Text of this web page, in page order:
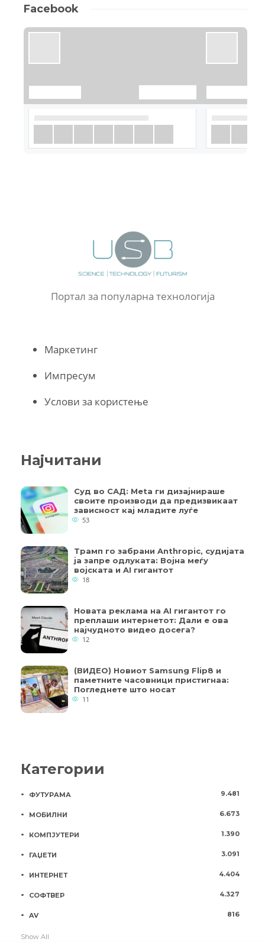
Facebook
Портал за популарна технологија
Маркетинг
Импресум
Услови за користење
Најчитани
Суд во САД: Meta ги дизајнираше
своите производи да предизвикаат
зависност кај младите луѓе
53
Трамп го забрани Anthropic, судијата
ја запре одлуката: Војна меѓу
војската и AI гигантот
18
Новата реклама на AI гигантот го
преплаши интернетот: Дали е ова
најчудното видео досега?
12
(ВИДЕО) Новиот Samsung Flip8 и
паметните часовници пристигнаа:
Погледнете што носат
11
Категории
ФУТУРАМА 9.481
МОБИЛНИ 6.673
КОМПЈУТЕРИ 1.390
ГАЏЕТИ 3.091
ИНТЕРНЕТ 4.404
СОФТВЕР 4.327
AV 816
Show All